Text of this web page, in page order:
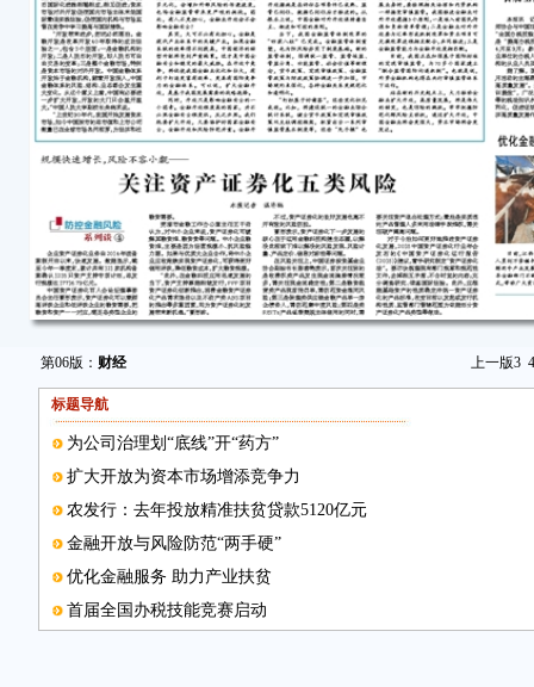
第06版： 财经 上一版3 4
标题导航
为公司治理划“底线”开“药方”
扩大开放为资本市场增添竞争力
农发行：去年投放精准扶贫贷款5120亿元
金融开放与风险防范“两手硬”
优化金融服务 助力产业扶贫
首届全国办税技能竞赛启动